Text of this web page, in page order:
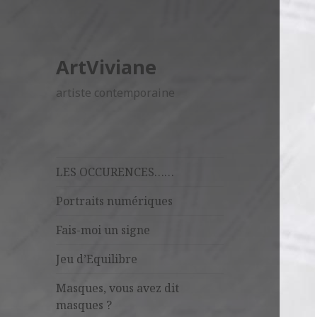
ArtViviane
artiste contemporaine
LES OCCURENCES……
Portraits numériques
Fais-moi un signe
Jeu d’Equilibre
Masques, vous avez dit
masques ?